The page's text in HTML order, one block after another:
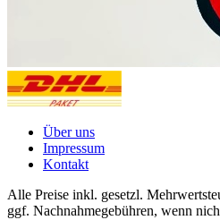
Über uns
Impressum
Kontakt
Alle Preise inkl. gesetzl.
ggf. Nachnahmegebühren, wenn